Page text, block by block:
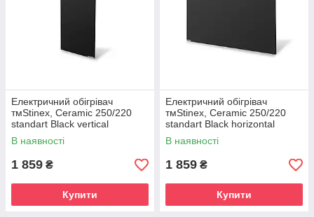
Електричний обігрівач
тмStinex, Ceramic 250/220
standart Black vertical
В наявності
1 859 ₴
Купити
Електричний обігрівач
тмStinex, Ceramic 250/220
standart Black horizontal
В наявності
1 859 ₴
Купити